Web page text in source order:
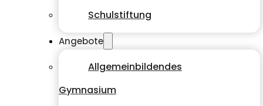
Schulstiftung
Angebote
Allgemeinbildendes
Gymnasium